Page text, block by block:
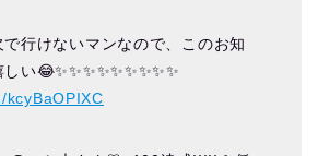
行けないマンなので、このお知
い😂✨✨✨✨✨✨✨✨✨